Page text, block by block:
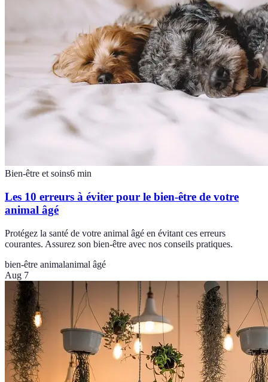
Bien-être et soins6 min
Les 10 erreurs à éviter pour le bien-être de votre
animal âgé
Protégez la santé de votre animal âgé en évitant ces erreurs
courantes. Assurez son bien-être avec nos conseils pratiques.
bien-être animalanimal âgé
Aug 7